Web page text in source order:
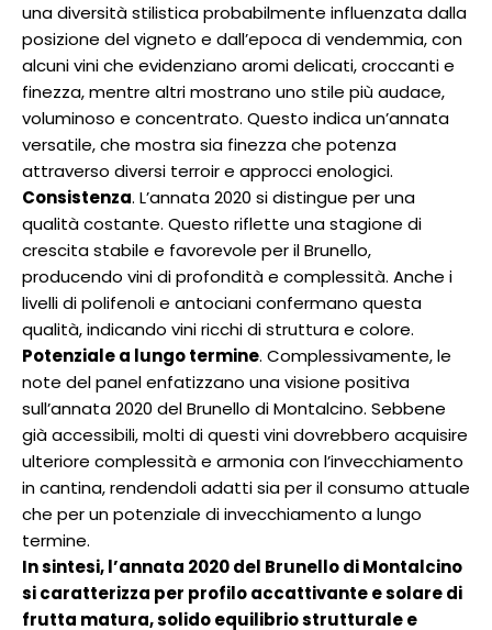
una diversità stilistica probabilmente influenzata dalla
posizione del vigneto e dall’epoca di vendemmia, con
alcuni vini che evidenziano aromi delicati, croccanti e
finezza, mentre altri mostrano uno stile più audace,
voluminoso e concentrato. Questo indica un’annata
versatile, che mostra sia finezza che potenza
attraverso diversi terroir e approcci enologici.
Consistenza. L’annata 2020 si distingue per una
qualità costante. Questo riflette una stagione di
crescita stabile e favorevole per il Brunello,
producendo vini di profondità e complessità. Anche i
livelli di polifenoli e antociani confermano questa
qualità, indicando vini ricchi di struttura e colore.
Potenziale a lungo termine. Complessivamente, le
note del panel enfatizzano una visione positiva
sull’annata 2020 del Brunello di Montalcino. Sebbene
già accessibili, molti di questi vini dovrebbero acquisire
ulteriore complessità e armonia con l’invecchiamento
in cantina, rendendoli adatti sia per il consumo attuale
che per un potenziale di invecchiamento a lungo
termine.
In sintesi, l’annata 2020 del Brunello di Montalcino
si caratterizza per profilo accattivante e solare di
frutta matura, solido equilibrio strutturale e